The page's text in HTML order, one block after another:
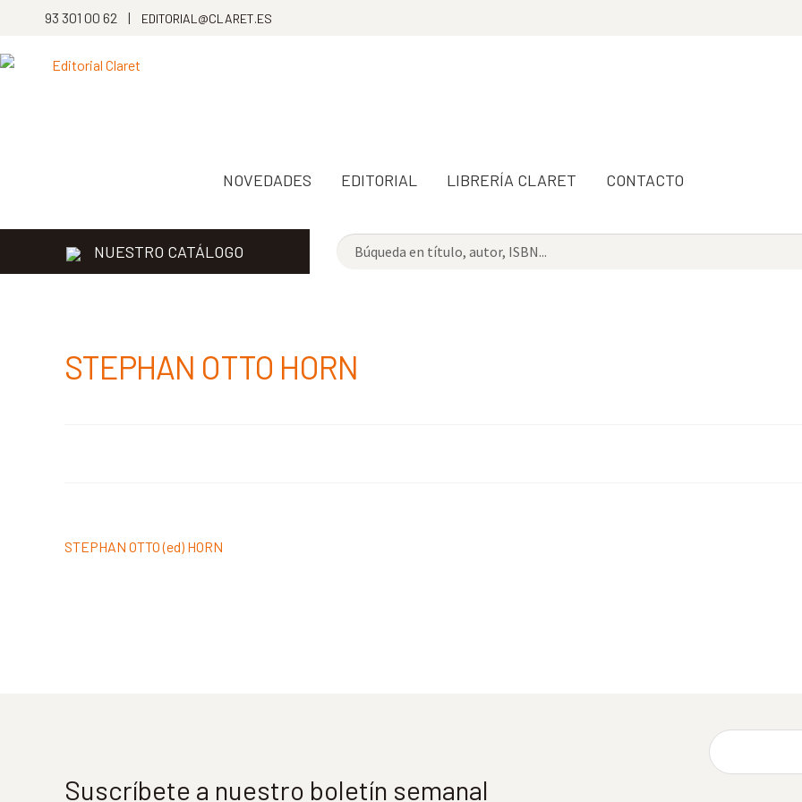
93 301 00 62 | EDITORIAL@CLARET.ES
NOVEDADES EDITORIAL LIBRERÍA CLARET CONTACTO
NUESTRO CATÁLOGO
STEPHAN OTTO HORN
Navegación
Anterior:
STEPHAN OTTO (ed) HORN
Suscríbete a nuestro boletín semanal